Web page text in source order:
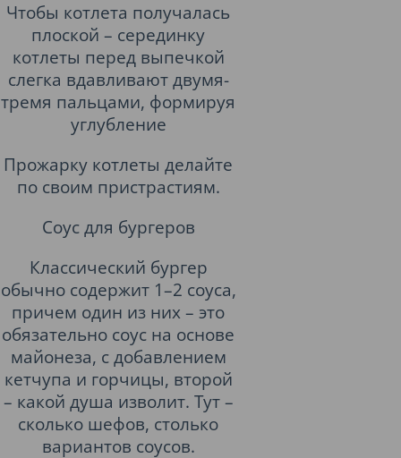
Чтобы котлета получалась
плоской – серединку
котлеты перед выпечкой
слегка вдавливают двумя-
тремя пальцами, формируя
углубление
Прожарку котлеты делайте
по своим пристрастиям.
Соус для бургеров
Классический бургер
обычно содержит 1–2 соуса,
причем один из них – это
обязательно соус на основе
майонеза, с добавлением
кетчупа и горчицы, второй
– какой душа изволит. Тут –
сколько шефов, столько
вариантов соусов.